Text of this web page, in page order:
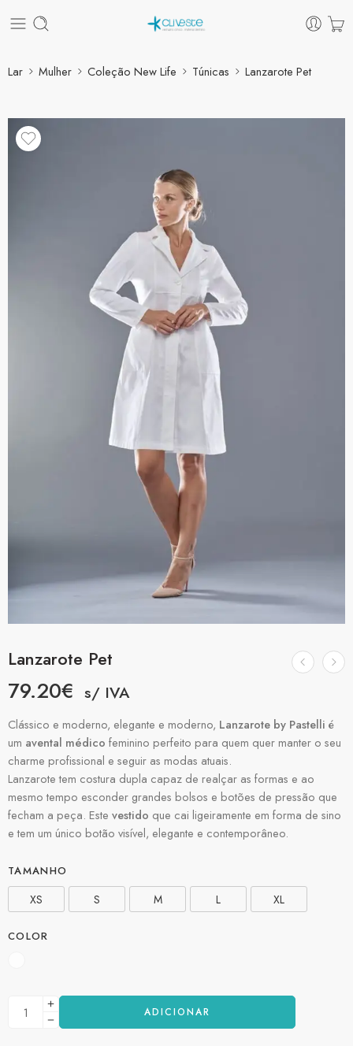
Lar Mulher Coleção New Life Túnicas Lanzarote Pet
Lanzarote Pet
79.20€ s/ IVA
Clássico e moderno, elegante e moderno, Lanzarote by Pastelli é
um avental médico feminino perfeito para quem quer manter o seu
charme profissional e seguir as modas atuais.
Lanzarote tem costura dupla capaz de realçar as formas e ao
mesmo tempo esconder grandes bolsos e botões de pressão que
fecham a peça. Este vestido que cai ligeiramente em forma de sino
e tem um único botão visível, elegante e contemporâneo.
TAMANHO
XS S M L XL
COLOR
ADICIONAR